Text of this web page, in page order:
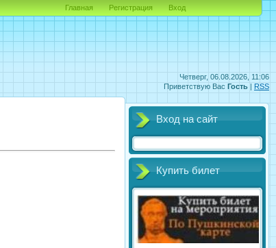
Четверг, 06.08.2026, 11:06
Приветствую Вас Гость | RSS
Главная Регистрация Вход
Вход на сайт
Купить билет